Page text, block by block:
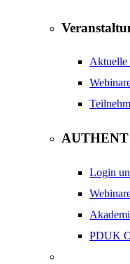
Aktuelle
AUTHENT
Login
PDUK